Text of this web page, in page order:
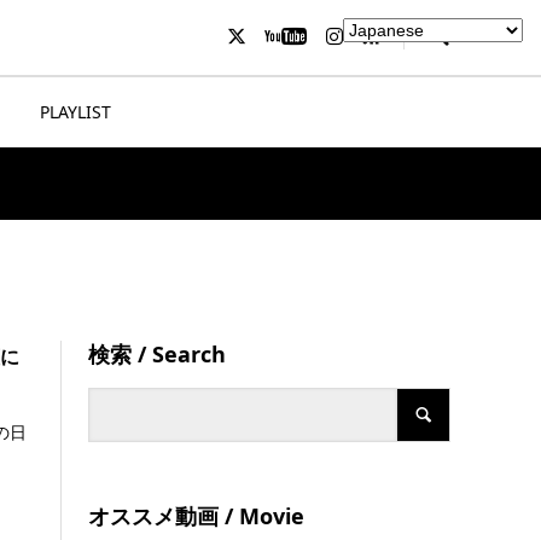
PLAYLIST
日
検索 / Search
オススメ動画 / Movie